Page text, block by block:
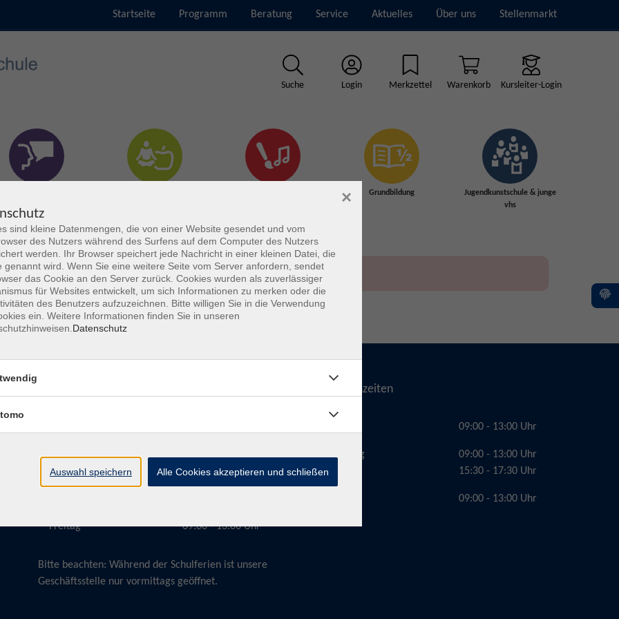
Startseite Programm Beratung Service Aktuelles Über uns Stellenmarkt
Suche Login Merkzettel Warenkorb Kursleiter-Login
Grundbildung
Jugendkunstschule & junge
vhs
Dienstag
Freitag
15:30 - 17:30 Uhr
09:00 - 13:00 Uhr
Bitte beachten: Während der Schulferien ist unsere
Geschäftsstelle nur vormittags geöffnet.
Telefonzeiten
Dienstag
09:00 - 13:00 Uhr
09:00 - 13:00 Uhr
15:30 - 17:30 Uhr
09:00 - 13:00 Uhr
sind kleine Datenmengen, die von einer Website gesendet und vom
des Nutzers während des Surfens auf dem Computer des Nutzers
werden. Ihr Browser speichert jede Nachricht in einer kleinen Datei, die
genannt wird. Wenn Sie eine weitere Seite vom Server anfordern, sendet
das Cookie an den Server zurück. Cookies wurden als zuverlässiger
für Websites entwickelt, um sich Informationen zu merken oder die
des Benutzers aufzuzeichnen. Bitte willigen Sie in die Verwendung
ein. Weitere Informationen finden Sie in unseren
Datenschutz
×
Auswahl speichern Alle Cookies akzeptieren und schließen